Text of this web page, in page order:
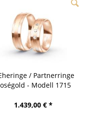
/ Partnerringe
- Modell 1715
1.439,00 € *